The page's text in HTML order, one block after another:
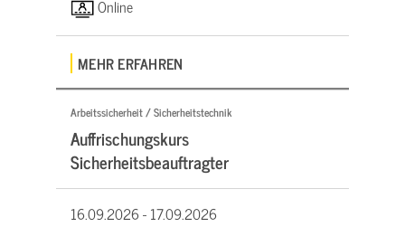
Online
MEHR ERFAHREN
Arbeitssicherheit / Sicherheitstechnik
Auffrischungskurs
Sicherheitsbeauftragter
16.09.2026 -17.09.2026